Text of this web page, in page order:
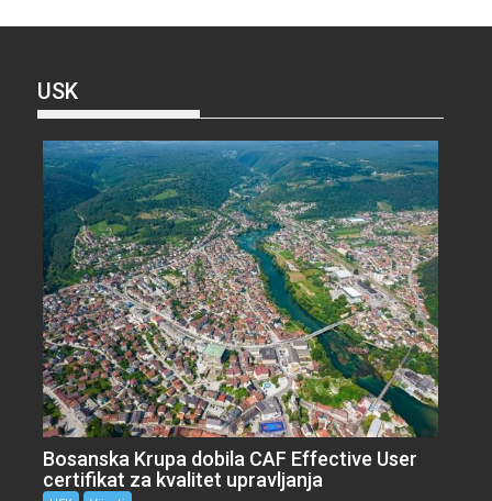
USK
Bosanska Krupa dobila CAF Effective User
certifikat za kvalitet upravljanja